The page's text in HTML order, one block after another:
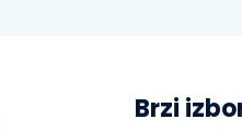
Brzi